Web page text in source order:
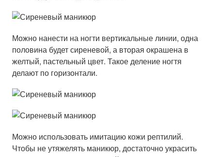
Можно нанести на ногти вертикальные линии, одна
половина будет сиреневой, а вторая окрашена в
желтый, пастельный цвет. Такое деление ногтя
делают по горизонтали.
Можно использовать имитацию кожи рептилий.
Чтобы не утяжелять маникюр, достаточно украсить